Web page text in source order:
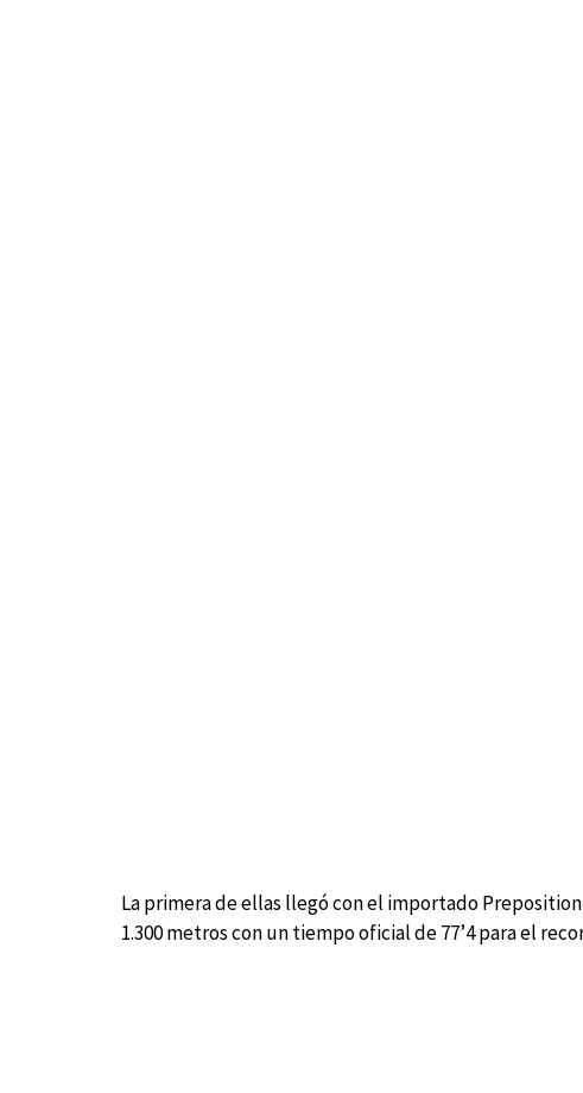
La primera de ellas llegó con el importado
1.300 metros con un tiempo oficial de 77’4 para el